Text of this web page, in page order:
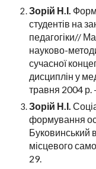
Зорій Н.І.
студентів на
педагогіки//
науково-
сучасної
дисциплін у
травня 2004 р.
Зорій Н.І.
формування
Буковинський
місцевого
29.